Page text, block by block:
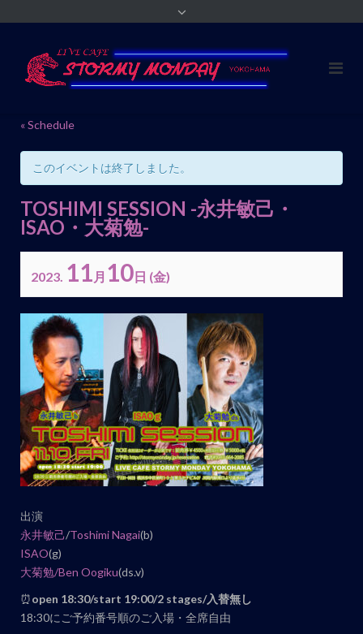
« Schedule
このイベントは終了しました。
TOSHIMI SESSION -永井敏己・
ISAO・大菊勉-
2023. 11 月 10日 (金)
イ
ベ
ン
ト
ナ
ビ
ゲ
ー
シ
ョ
ン
出演
永井敏己/Toshimi Nagai(b)
ISAO(g)
大菊勉/Ben Oogiku(ds.v)
⏰open 18:30/start 19:00/2 stages/入替無し
18:30にご予約番号順のご入場・全席自由